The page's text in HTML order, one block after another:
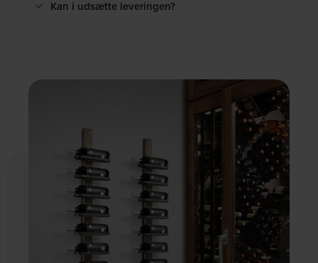
Kan i udsætte leveringen?